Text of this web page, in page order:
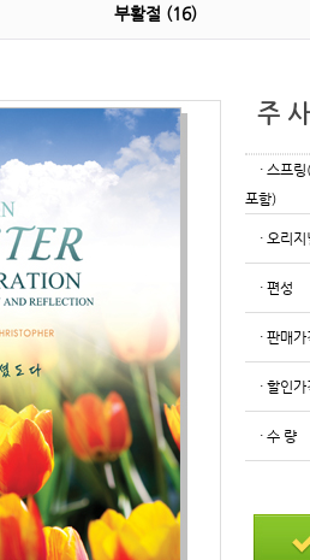
부활절 (16)
주
· 스프링
포함)
· 오리지
· 편성
· 판매가
· 할인가
· 수 량